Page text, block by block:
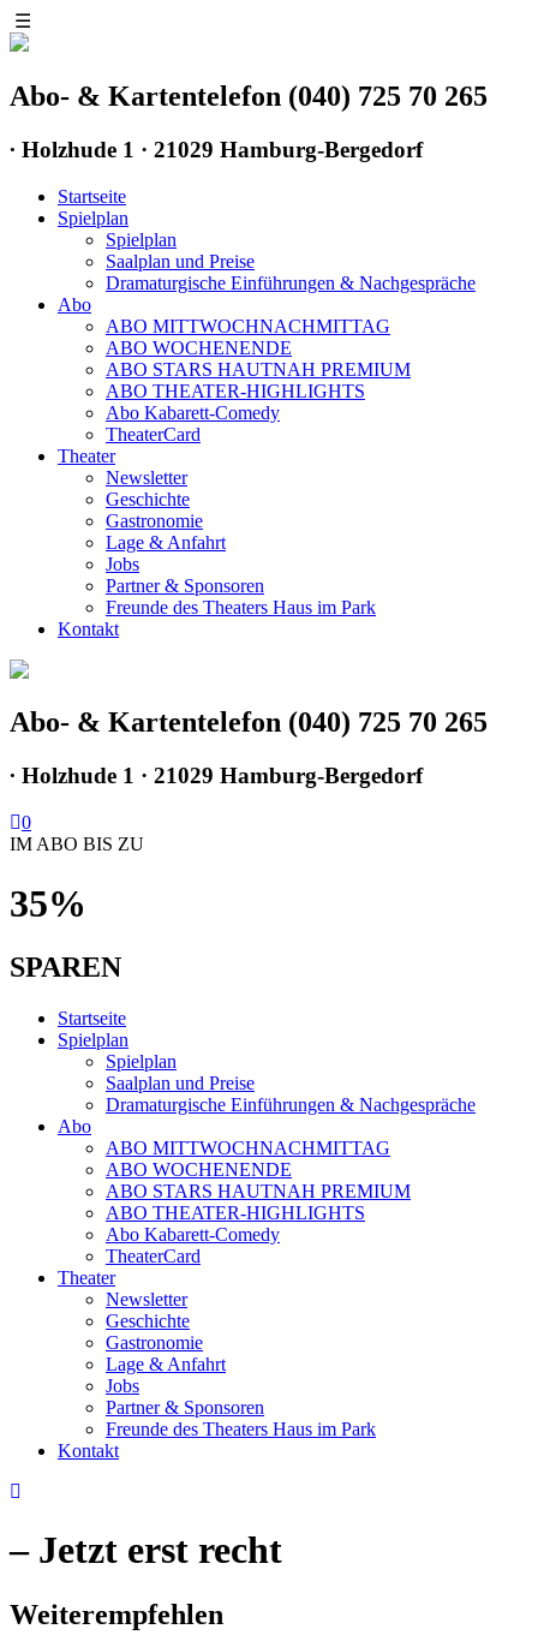
☰
Abo- & Kartentelefon (040) 725 70 265
∙ Holzhude 1 · 21029 Hamburg-Bergedorf
Startseite
Spielplan
Spielplan
Saalplan und Preise
Dramaturgische Einführungen & Nachgespräche
Abo
ABO MITTWOCHNACHMITTAG
ABO WOCHENENDE
ABO STARS HAUTNAH PREMIUM
ABO THEATER-HIGHLIGHTS
Abo Kabarett-Comedy
TheaterCard
Theater
Newsletter
Geschichte
Gastronomie
Lage & Anfahrt
Jobs
Partner & Sponsoren
Freunde des Theaters Haus im Park
Kontakt
Abo- & Kartentelefon (040) 725 70 265
∙ Holzhude 1 · 21029 Hamburg-Bergedorf
0
IM ABO BIS ZU
35%
SPAREN
Startseite
Spielplan
Spielplan
Saalplan und Preise
Dramaturgische Einführungen & Nachgespräche
Abo
ABO MITTWOCHNACHMITTAG
ABO WOCHENENDE
ABO STARS HAUTNAH PREMIUM
ABO THEATER-HIGHLIGHTS
Abo Kabarett-Comedy
TheaterCard
Theater
Newsletter
Geschichte
Gastronomie
Lage & Anfahrt
Jobs
Partner & Sponsoren
Freunde des Theaters Haus im Park
Kontakt
– Jetzt erst recht
Weiterempfehlen